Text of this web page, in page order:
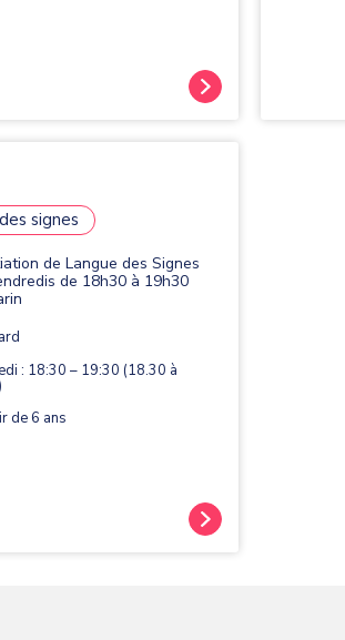
signes
de Langue des Signes
de 18h30 à 19h30
: 18:30 – 19:30 (18.30 à
de 6 ans